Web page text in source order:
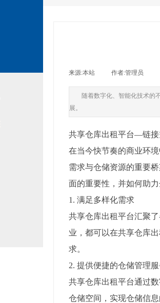
来源:本站 作者:管理员
随着数字化、智能化技术的
展。
共享仓库出租平台—链
在当今快节奏的商业环
需求与仓储资源的重要
面的重要性，并如何助
1. 满足多样化需求
共享仓库出租平台汇聚
业，都可以在共享仓库
求。
2. 提供便捷的仓储管理
共享仓库出租平台通过
仓储空间，实现仓储信